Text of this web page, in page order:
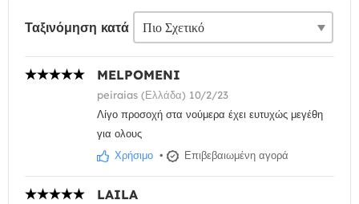
Ταξινόμηση κατά
MELPOMENI
peiraias (Ελλάδα) 10/2/23
Λίγο προσοχή στα νούμερα έχει ευτυχώς μεγέθη
για ολους
Χρήσιμο • Επιβεβαιωμένη αγορά
LAILA